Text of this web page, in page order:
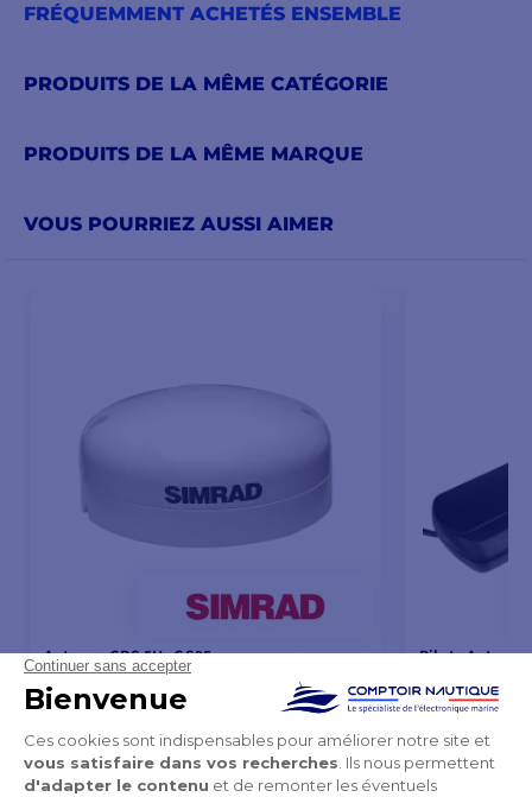
FRÉQUEMMENT ACHETÉS ENSEMBLE
PRODUITS DE LA MÊME CATÉGORIE
PRODUITS DE LA MÊME MARQUE
VOUS POURRIEZ AUSSI AIMER
Antenne GPS 5Hz GS25 Pilote